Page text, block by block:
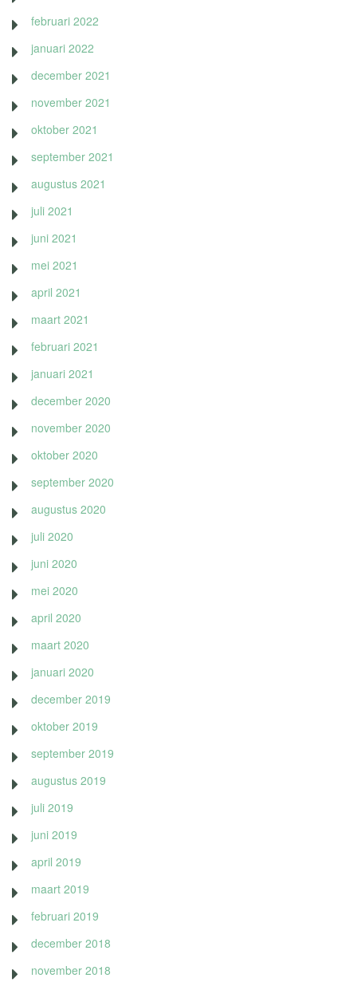
februari 2022
januari 2022
december 2021
november 2021
oktober 2021
september 2021
augustus 2021
juli 2021
juni 2021
mei 2021
april 2021
maart 2021
februari 2021
januari 2021
december 2020
november 2020
oktober 2020
september 2020
augustus 2020
juli 2020
juni 2020
mei 2020
april 2020
maart 2020
januari 2020
december 2019
oktober 2019
september 2019
augustus 2019
juli 2019
juni 2019
april 2019
maart 2019
februari 2019
december 2018
november 2018